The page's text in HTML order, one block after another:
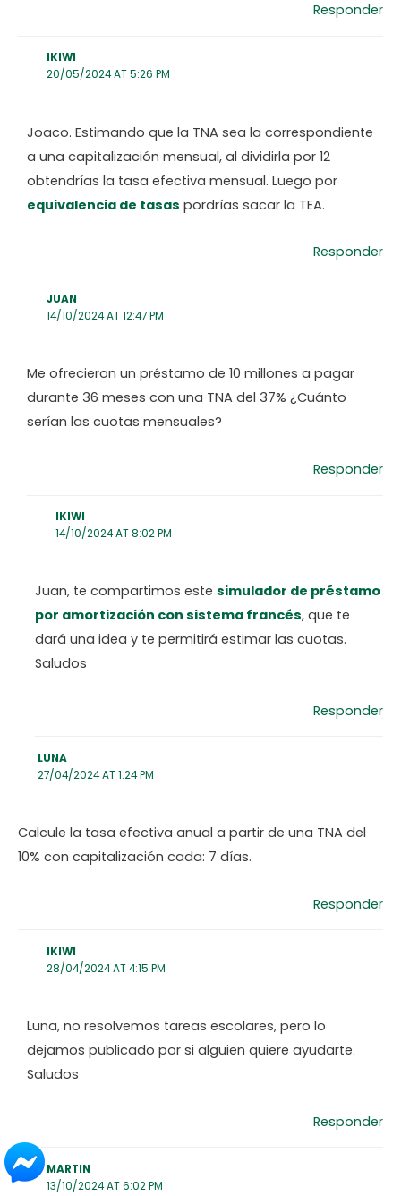
Responder
IKIWI
20/05/2024 AT 5:26 PM
Joaco. Estimando que la TNA sea la correspondiente
a una capitalización mensual, al dividirla por 12
obtendrías la tasa efectiva mensual. Luego por
equivalencia de tasas pordrías sacar la TEA.
Responder
JUAN
14/10/2024 AT 12:47 PM
Me ofrecieron un préstamo de 10 millones a pagar
durante 36 meses con una TNA del 37% ¿Cuánto
serían las cuotas mensuales?
Responder
IKIWI
14/10/2024 AT 8:02 PM
Juan, te compartimos estesimulador de préstamo
por amortización con sistema francés, que te
dará una idea y te permitirá estimar las cuotas.
Saludos
Responder
LUNA
27/04/2024 AT 1:24 PM
Calcule la tasa efectiva anual a partir de una TNA del
10% con capitalización cada: 7 días.
Responder
IKIWI
28/04/2024 AT 4:15 PM
Luna, no resolvemos tareas escolares, pero lo
dejamos publicado por si alguien quiere ayudarte.
Saludos
Responder
MARTIN
13/10/2024 AT 6:02 PM